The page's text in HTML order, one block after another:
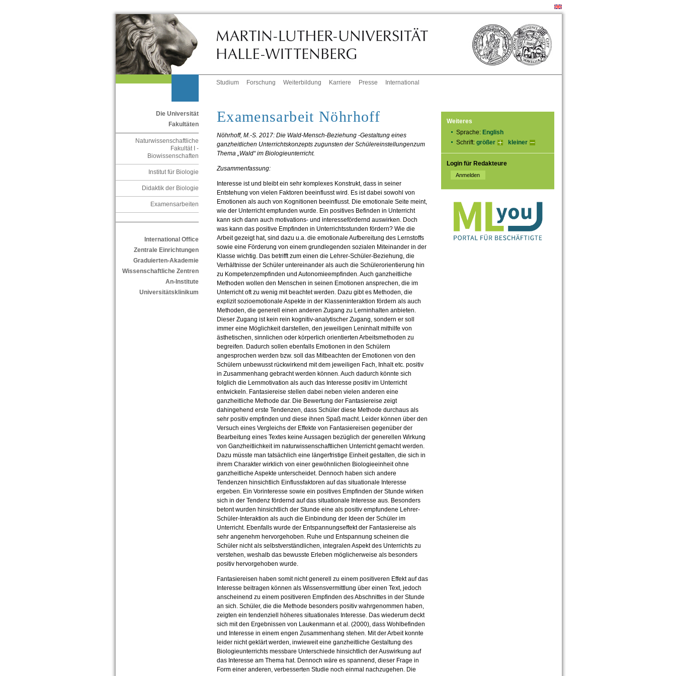
Studium Forschung Weiterbildung Karriere Presse International
Die Universität
Fakultäten
Naturwissenschaftliche
Fakultät I -
Biowissenschaften
Institut für Biologie
Didaktik der Biologie
Examensarbeiten
International Office
Zentrale Einrichtungen
Graduierten-Akademie
Wissenschaftliche Zentren
An-Institute
Universitätsklinikum
Weiteres
Sprache: English
Schrift: größer kleiner
Login für Redakteure
Examensarbeit Nöhrhoff
Nöhrhoff, M.-S. 2017: Die Wald-Mensch-Beziehung -Gestaltung eines
ganzheitlichen Unterrichtskonzepts zugunsten der Schülereinstellungenzum
Thema „Wald“ im Biologieunterricht.
Zusammenfassung:
Interesse ist und bleibt ein sehr komplexes Konstrukt, dass in seiner
Entstehung von vielen Faktoren beeinflusst wird. Es ist dabei sowohl von
Emotionen als auch von Kognitionen beeinflusst. Die emotionale Seite meint,
wie der Unterricht empfunden wurde. Ein positives Befinden in Unterricht
kann sich dann auch motivations- und interessefördernd auswirken. Doch
was kann das positive Empfinden in Unterrichtsstunden fördern? Wie die
Arbeit gezeigt hat, sind dazu u.a. die emotionale Aufbereitung des Lernstoffs
sowie eine Förderung von einem grundlegenden sozialen Miteinander in der
Klasse wichtig. Das betrifft zum einen die Lehrer-Schüler-Beziehung, die
Verhältnisse der Schüler untereinander als auch die Schülerorientierung hin
zu Kompetenzempfinden und Autonomieempfinden. Auch ganzheitliche
Methoden wollen den Menschen in seinen Emotionen ansprechen, die im
Unterricht oft zu wenig mit beachtet werden. Dazu gibt es Methoden, die
explizit sozioemotionale Aspekte in der Klasseninteraktion fördern als auch
Methoden, die generell einen anderen Zugang zu Lerninhalten anbieten.
Dieser Zugang ist kein rein kognitiv-analytischer Zugang, sondern er soll
immer eine Möglichkeit darstellen, den jeweiligen Leninhalt mithilfe von
ästhetischen, sinnlichen oder körperlich orientierten Arbeitsmethoden zu
begreifen. Dadurch sollen ebenfalls Emotionen in den Schülern
angesprochen werden bzw. soll das Mitbeachten der Emotionen von den
Schülern unbewusst rückwirkend mit dem jeweiligen Fach, Inhalt etc. positiv
in Zusammenhang gebracht werden können. Auch dadurch könnte sich
folglich die Lernmotivation als auch das Interesse positiv im Unterricht
entwickeln. Fantasiereise stellen dabei neben vielen anderen eine
ganzheitliche Methode dar. Die Bewertung der Fantasiereise zeigt
dahingehend erste Tendenzen, dass Schüler diese Methode durchaus als
sehr positiv empfinden und diese ihnen Spaß macht. Leider können über den
Versuch eines Vergleichs der Effekte von Fantasiereisen gegenüber der
Bearbeitung eines Textes keine Aussagen bezüglich der generellen Wirkung
von Ganzheitlichkeit im naturwissenschaftlichen Unterricht gemacht werden.
Dazu müsste man tatsächlich eine längerfristige Einheit gestalten, die sich in
ihrem Charakter wirklich von einer gewöhnlichen Biologieeinheit ohne
ganzheitliche Aspekte unterscheidet. Dennoch haben sich andere
Tendenzen hinsichtlich Einflussfaktoren auf das situationale Interesse
ergeben. Ein Vorinteresse sowie ein positives Empfinden der Stunde wirken
sich in der Tendenz fördernd auf das situationale Interesse aus. Besonders
betont wurden hinsichtlich der Stunde eine als positiv empfundene Lehrer-
Schüler-Interaktion als auch die Einbindung der Ideen der Schüler im
Unterricht. Ebenfalls wurde der Entspannungseffekt der Fantasiereise als
sehr angenehm hervorgehoben. Ruhe und Entspannung scheinen die
Schüler nicht als selbstverständlichen, integralen Aspekt des Unterrichts zu
verstehen, weshalb das bewusste Erleben möglicherweise als besonders
positiv hervorgehoben wurde.
Fantasiereisen haben somit nicht generell zu einem positiveren Effekt auf das
Interesse beitragen können als Wissensvermittlung über einen Text, jedoch
anscheinend zu einem positiveren Empfinden des Abschnittes in der Stunde
an sich. Schüler, die die Methode besonders positiv wahrgenommen haben,
zeigten ein tendenziell höheres situationales Interesse. Das wiederum deckt
sich mit den Ergebnissen von Laukenmann et al. (2000), dass Wohlbefinden
und Interesse in einem engen Zusammenhang stehen. Mit der Arbeit konnte
leider nicht geklärt werden, inwieweit eine ganzheitliche Gestaltung des
Biologieunterrichts messbare Unterschiede hinsichtlich der Auswirkung auf
das Interesse am Thema hat. Dennoch wäre es spannend, dieser Frage in
Form einer anderen, verbesserten Studie noch einmal nachzugehen. Die